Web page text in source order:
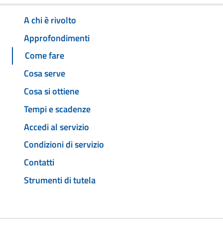
A chi è rivolto
Approfondimenti
Come fare
Cosa serve
Cosa si ottiene
Tempi e scadenze
Accedi al servizio
Condizioni di servizio
Contatti
Strumenti di tutela